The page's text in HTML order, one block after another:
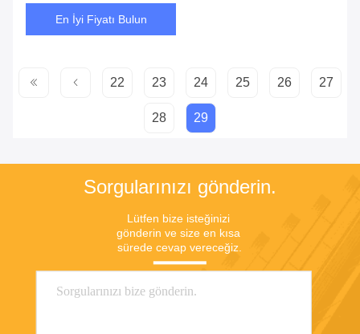
En İyi Fiyatı Bulun
22 23 24 25 26 27
28 29
Sorgularınızı gönderin.
Lütfen bize isteğinizi
gönderin ve size en kısa
sürede cevap vereceğiz.